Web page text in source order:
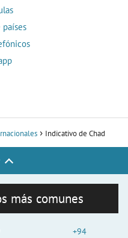
países
Indicativo de Chad
más comunes
+94